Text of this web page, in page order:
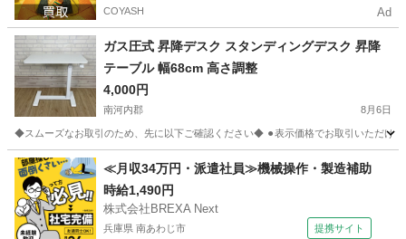
COYASH Ad
ガス圧式 昇降デスク スタンディングデスク 昇降
テーブル 幅68cm 高さ調整
4,000円
南河内郡 8月6日
◆スムーズなお取引のため、先に以下ご確認ください◆ ⚫︎表示価格でお取引いただけ
大阪 南河内郡 テーブル
≪月収34万円・派遣社員≫機械操作・製造補助
時給1,490円
株式会社BREXA Next
兵庫県 南あわじ市 提携サイト